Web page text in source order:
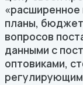
«расширенное
планы,
вопросов
данными с
оптовиками,